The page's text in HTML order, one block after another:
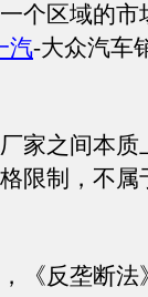
个区域的市
汽-大众汽车
之间本质
限制，不属
反垄断法